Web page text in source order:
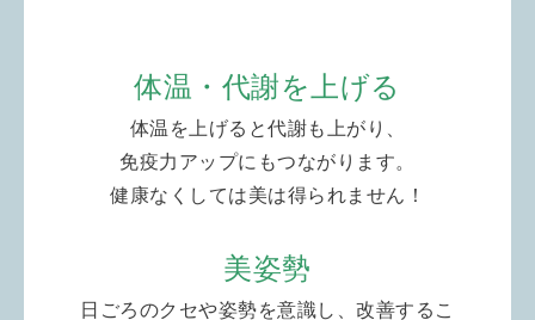
体温・代謝を上げる
体温を上げると代謝も上がり、
免疫力アップにもつながります。
健康なくしては美は得られません！
美姿勢
日ごろのクセや姿勢を意識し、改善するこ